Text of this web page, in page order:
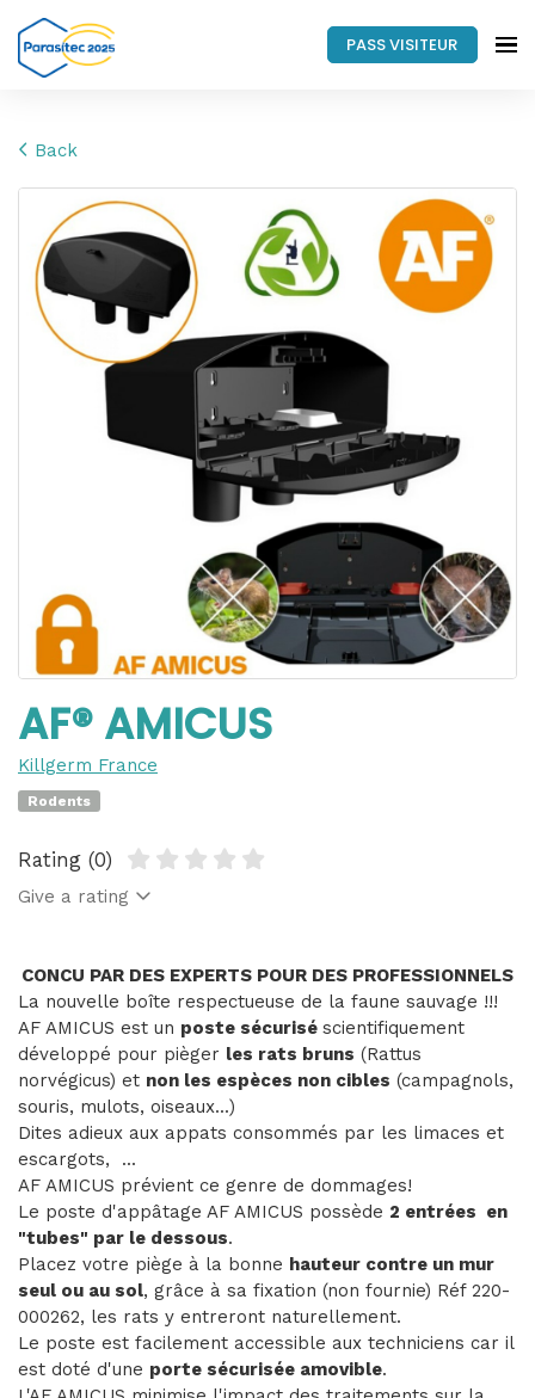
PASS VISITEUR
Back
AF® AMICUS
Killgerm France
Rodents
Rating (0)
Give a rating
CONCU PAR DES EXPERTS POUR DES PROFESSIONNELS
La nouvelle boîte respectueuse de la faune sauvage !!!
AF AMICUS est un poste sécurisé scientifiquement
développé pour pièger les rats bruns (Rattus
norvégicus) et non les espèces non cibles (campagnols,
souris, mulots, oiseaux...)
Dites adieux aux appats consommés par les limaces et
escargots, ...
AF AMICUS prévient ce genre de dommages!
Le poste d'appâtage AF AMICUS possède 2 entrées en
"tubes" par le dessous.
Placez votre piège à la bonne hauteur contre un mur
seul ou au sol, grâce à sa fixation (non fournie) Réf 220-
000262, les rats y entreront naturellement.
Le poste est facilement accessible aux techniciens car il
est doté d'une porte sécurisée amovible.